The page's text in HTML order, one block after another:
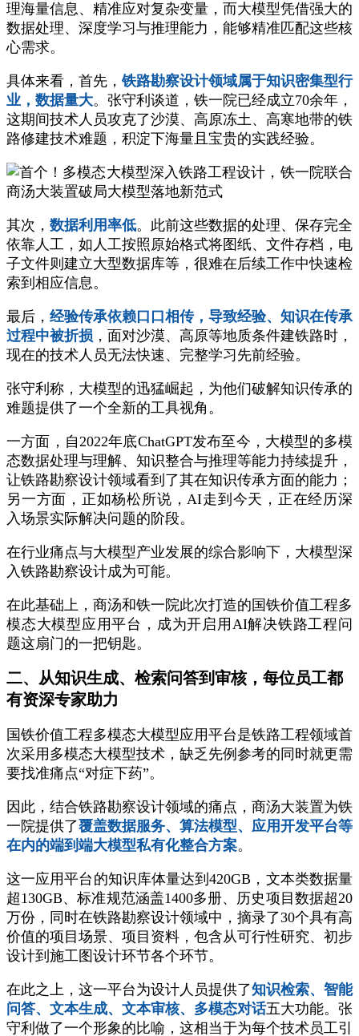
理海量信息、精准应对复杂变量，而大模型凭借强大的
数据处理、深度学习与推理能力，能够精准匹配这些核
心需求。
具体来看，首先，铁路勘察设计领域属于知识密集型行
业，数据量大。张守利谈道，铁一院已经成立70余年，
这期间技术人员攻克了沙漠、高原冻土、高寒地带的铁
路修建技术难题，积淀下海量且宝贵的实践经验。
其次， 数据利用率低。此前这些数据的处理、保存完全
依靠人工，如人工按照原始格式将图纸、文件存档，电
子文件则建立大型数据库等，很难在后续工作中快速检
索到相应信息。
最后， 经验传承依赖口口相传，导致经验、知识在传承
过程中被折损 ，面对沙漠、高原等地质条件建铁路时，
现在的技术人员无法快速、完整学习先前经验。
张守利称，大模型的迅猛崛起，为他们破解知识传承的
难题提供了一个全新的工具视角。
一方面，自2022年底ChatGPT发布至今，大模型的多模
态数据处理与理解、知识整合与推理等能力持续提升，
让铁路勘察设计领域看到了其在知识传承方面的能力；
另一方面，正如杨松所说，AI走到今天，正在经历深
入场景实际解决问题的阶段。
在行业痛点与大模型产业发展的综合影响下，大模型深
入铁路勘察设计成为可能。
在此基础上，商汤和铁一院此次打造的国铁价值工程多
模态大模型应用平台，成为开启用AI解决铁路工程问
题这扇门的一把钥匙。
二、从知识生成、检索问答到审核，每位员工都
有资深专家助力
国铁价值工程多模态大模型应用平台是铁路工程领域首
次采用多模态大模型技术，缺乏先例参考的同时就更需
要找准痛点“对症下药”。
因此，结合铁路勘察设计领域的痛点，商汤大装置为铁
一院提供了覆盖数据服务、算法模型、应用开发平台等
在内的端到端大模型私有化整合方案。
这一应用平台的知识库体量达到420GB，文本类数据量
超130GB、标准规范涵盖1400多册、历史项目数据超20
万份，同时在铁路勘察设计领域中，摘录了30个具有高
价值的项目场景、项目资料，包含从可行性研究、初步
设计到施工图设计环节各个环节。
在此之上，这一平台为设计人员提供了知识检索、智能
问答、文本生成、文本审核、多模态对话五大功能。张
守利做了一个形象的比喻，这相当于为每个技术员工引